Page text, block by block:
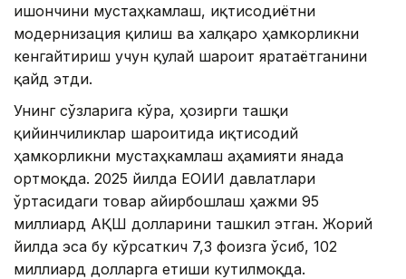
ишончини мустаҳкамлаш, иқтисодиётни
модернизация қилиш ва халқаро ҳамкорликни
кенгайтириш учун қулай шароит яратаётганини
қайд этди.
Унинг сўзларига кўра, ҳозирги ташқи
қийинчиликлар шароитида иқтисодий
ҳамкорликни мустаҳкамлаш аҳамияти янада
ортмоқда. 2025 йилда ЕОИИ давлатлари
ўртасидаги товар айирбошлаш ҳажми 95
миллиард АҚШ долларини ташкил этган. Жорий
йилда эса бу кўрсаткич 7,3 фоизга ўсиб, 102
миллиард долларга етиши кутилмоқда.